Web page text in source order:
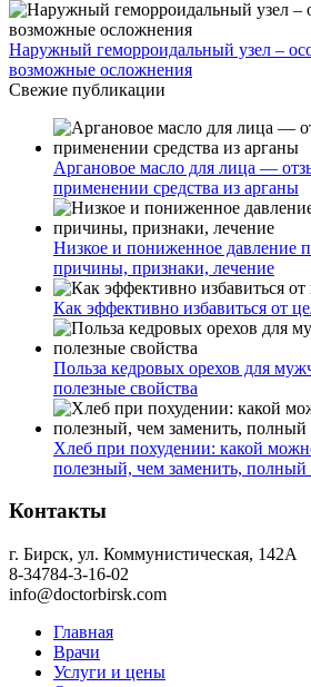
Наружный геморроидальный узел –
возможные осложнения
Свежие публикации
Аргановое масло для лица —
применении средства из арганы
Низкое и пониженное давление
причины, признаки, лечение
Как эффективно избавиться от
Польза кедровых орехов для
полезные свойства
Хлеб при похудении: какой
полезный, чем заменить, полный
Контакты
г. Бирск, ул. Коммунистическая, 142А
8-34784-3-16-02
info@doctorbirsk.com
Главная
Врачи
Услуги и цены